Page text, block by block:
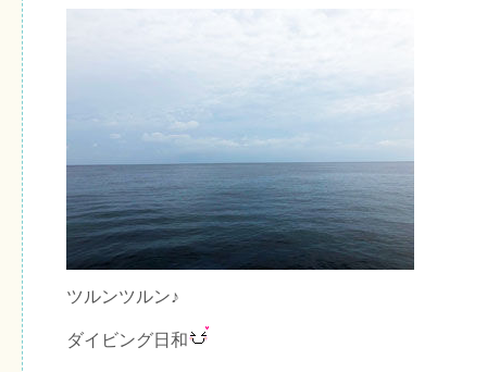
ツルンツルン♪
ダイビング日和